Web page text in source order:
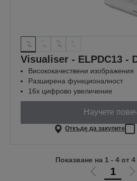
Visualiser - ELPDC13 -
Висококачествени изображения
Разширена функционалност
16x цифрово увеличение
Научете
Откъде да закупите
Отиди
1
Показване на 1 - 4 от